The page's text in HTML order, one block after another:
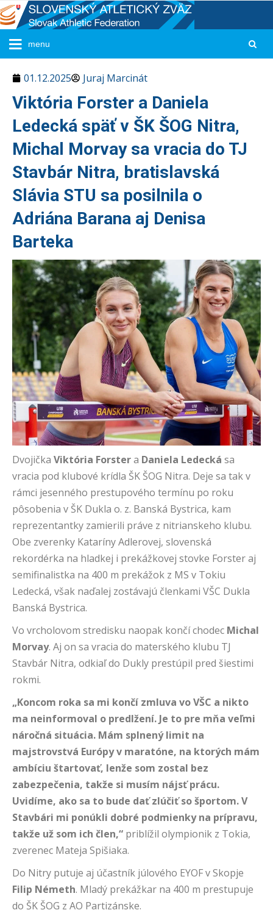
01.12.2025 Juraj Marcinát
Viktória Forster a Daniela
Ledecká späť v ŠK ŠOG Nitra,
Michal Morvay sa vracia do TJ
Stavbár Nitra, bratislavská
Slávia STU sa posilnila o
Adriána Barana aj Denisa
Barteka
Dvojička Viktória Forstera Daniela Ledecká sa
vracia pod klubové krídla ŠK ŠOG Nitra. Deje sa tak v
rámci jesenného prestupového termínu po roku
pôsobenia v ŠK Dukla o. z. Banská Bystrica, kam
reprezentantky zamierili práve z nitrianskeho klubu.
Obe zverenky Kataríny Adlerovej, slovenská
rekordérka na hladkej i prekážkovej stovke Forster aj
semifinalistka na 400 m prekážok z MS v Tokiu
Ledecká, však naďalej zostávajú členkami VŠC Dukla
Banská Bystrica.
Vo vrcholovom stredisku naopak končí chodec Michal
Morvay. Aj on sa vracia do materského klubu TJ
Stavbár Nitra, odkiaľ do Dukly prestúpil pred šiestimi
rokmi.
„Koncom roka sa mi končí zmluva vo VŠC a nikto
ma neinformoval o predlžení. Je to pre mňa veľmi
náročná situácia. Mám splnený limit na
majstrovstvá Európy v maratóne, na ktorých mám
ambíciu štartovať, lenže som zostal bez
zabezpečenia, takže si musím nájsť prácu.
Uvidíme, ako sa to bude dať zlúčiť so športom. V
Stavbári mi ponúkli dobré podmienky na prípravu,
takže už som ich člen,“ priblížil olympionik z Tokia,
zverenec Mateja Spišiaka.
Do Nitry putuje aj účastník júlového EYOF v Skopje
Filip Németh. Mladý prekážkar na 400 m prestupuje
do ŠK ŠOG z AO Partizánske.